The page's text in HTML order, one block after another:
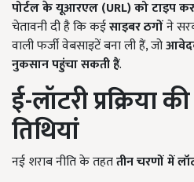
पोर्टल के यूआरएल (URL)को टाइप कर
चेतावनी दी है कि कईसाइबर ठगोंने
वाली फर्जी वेबसाइटें बना ली हैं, जो
नुकसान पहुंचा सकती हैं.
ई-लॉटरी प्रक्रिया
तिथियां
नई शराब नीति के तहततीन चरणों में